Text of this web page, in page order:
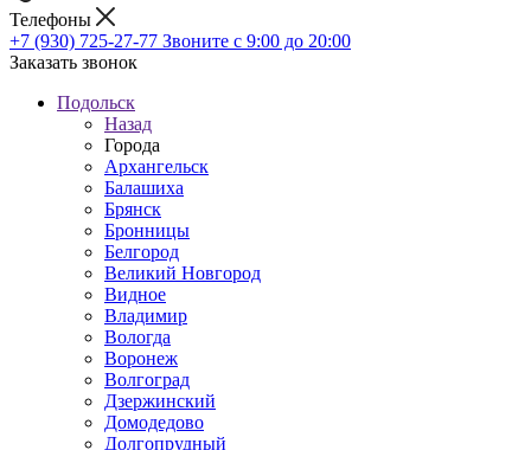
Телефоны
+7 (930) 725-27-77 Звоните с 9:00 до 20:00
Заказать звонок
Подольск
Назад
Города
Архангельск
Балашиха
Брянск
Бронницы
Белгород
Великий Новгород
Видное
Владимир
Вологда
Воронеж
Волгоград
Дзержинский
Домодедово
Долгопрудный